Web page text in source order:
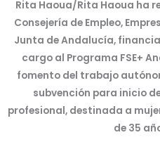
Rita Haoua/Rita Haoua ha
Consejería de Empleo,
Junta de Andalucía,
cargo al Programa FSE+
fomento del trabajo
subvención para inicio
profesional, destinada a
de 35